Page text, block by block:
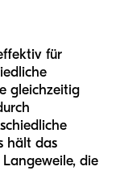
für
gleichzeitig
hält das
die